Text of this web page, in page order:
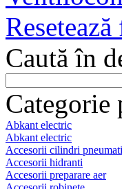
Caută în
Categorie
Abkant electric
Abkant electric
Accesorii cilindri
Accesorii hidranti
Accesorii preparare aer